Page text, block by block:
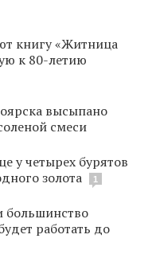
книгу «Житница
к 80-летию
высыпано
смеси
у четырех бурятов
золота
1
большинство
работать до